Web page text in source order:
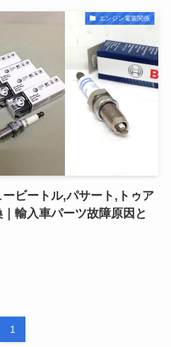
エンジン電装関係
ビートル,パサート,トゥア
輸入車パーツ故障原因と
1